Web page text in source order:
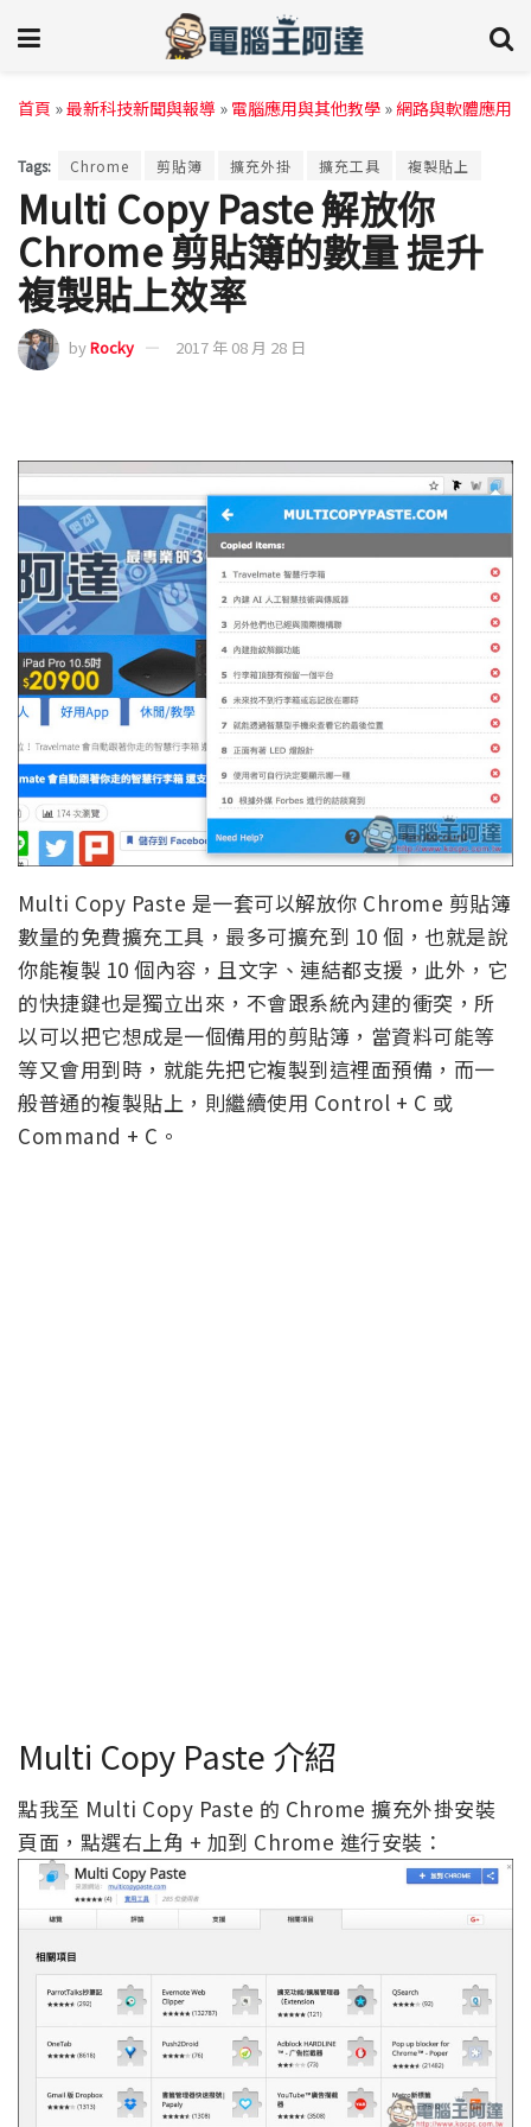
首頁 »最新科技新聞與報導 » 電腦應用與其他教學 »網路與軟體應用
Tags: Chrome 剪貼簿 擴充外掛 擴充工具 複製貼上
Multi Copy Paste 解放你
Chrome 剪貼簿的數量 提升
複製貼上效率
byRocky 2017 年 08 月 28 日
Multi Copy Paste 是一套可以解放你 Chrome 剪貼簿
數量的免費擴充工具，最多可擴充到 10 個，也就是說
你能複製 10 個內容，且文字、連結都支援，此外，它
的快捷鍵也是獨立出來，不會跟系統內建的衝突，所
以可以把它想成是一個備用的剪貼簿，當資料可能等
等又會用到時，就能先把它複製到這裡面預備，而一
般普通的複製貼上，則繼續使用 Control + C 或
Command + C。
Multi Copy Paste 介紹
點我至 Multi Copy Paste 的 Chrome 擴充外掛安裝
頁面，點選右上角 + 加到 Chrome 進行安裝：